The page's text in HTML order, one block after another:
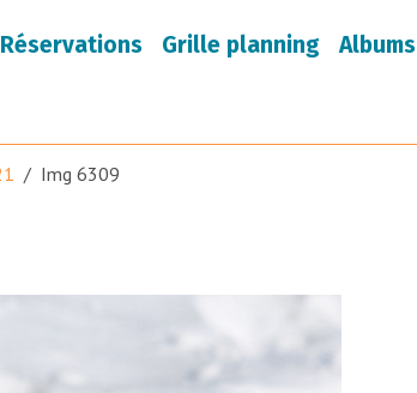
Réservations Grille planning Albums
Img 6309